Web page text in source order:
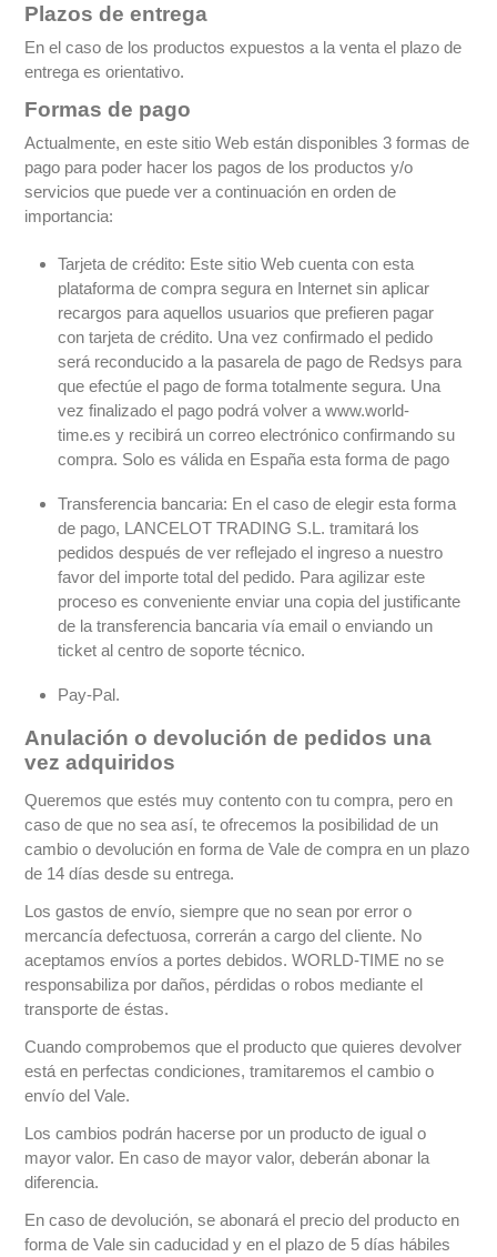
Plazos de entrega
En el caso de los productos expuestos a la venta el plazo de
entrega es orientativo.
Formas de pago
Actualmente, en este sitio Web están disponibles 3 formas de
pago para poder hacer los pagos de los productos y/o
servicios que puede ver a continuación en orden de
importancia:
Tarjeta de crédito: Este sitio Web cuenta con esta
plataforma de compra segura en Internet sin aplicar
recargos para aquellos usuarios que prefieren pagar
con tarjeta de crédito. Una vez confirmado el pedido
será reconducido a la pasarela de pago de Redsys para
que efectúe el pago de forma totalmente segura. Una
vez finalizado el pago podrá volver a www.world-
time.es y recibirá un correo electrónico confirmando su
compra. Solo es válida en España esta forma de pago
Transferencia bancaria: En el caso de elegir esta forma
de pago, LANCELOT TRADING S.L. tramitará los
pedidos después de ver reflejado el ingreso a nuestro
favor del importe total del pedido. Para agilizar este
proceso es conveniente enviar una copia del justificante
de la transferencia bancaria vía email o enviando un
ticket al centro de soporte técnico.
Pay-Pal.
Anulación o devolución de pedidos una
vez adquiridos
Queremos que estés muy contento con tu compra, pero en
caso de que no sea así, te ofrecemos la posibilidad de un
cambio o devolución en forma de Vale de compra en un plazo
de 14 días desde su entrega.
Los gastos de envío, siempre que no sean por error o
mercancía defectuosa, correrán a cargo del cliente. No
aceptamos envíos a portes debidos. WORLD-TIME no se
responsabiliza por daños, pérdidas o robos mediante el
transporte de éstas.
Cuando comprobemos que el producto que quieres devolver
está en perfectas condiciones, tramitaremos el cambio o
envío del Vale.
Los cambios podrán hacerse por un producto de igual o
mayor valor. En caso de mayor valor, deberán abonar la
diferencia.
En caso de devolución, se abonará el precio del producto en
forma de Vale sin caducidad y en el plazo de 5 días hábiles